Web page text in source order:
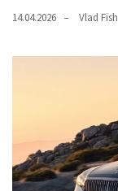
14.04.2026 Vlad Fish